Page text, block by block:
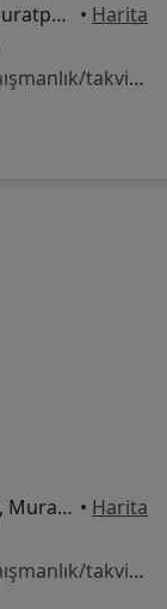
Varlık Mah. Kazım Karabekir Cad, Muratpaşa • Harita
Bu uzman ilgili adres için online danışmanlık/takvim sunmuyor.
Çaybaşı Mahallesi 1352. Sokak No:8, Muratpaşa • Harita
Bu uzman ilgili adres için online danışmanlık/takvim sunmuyor.